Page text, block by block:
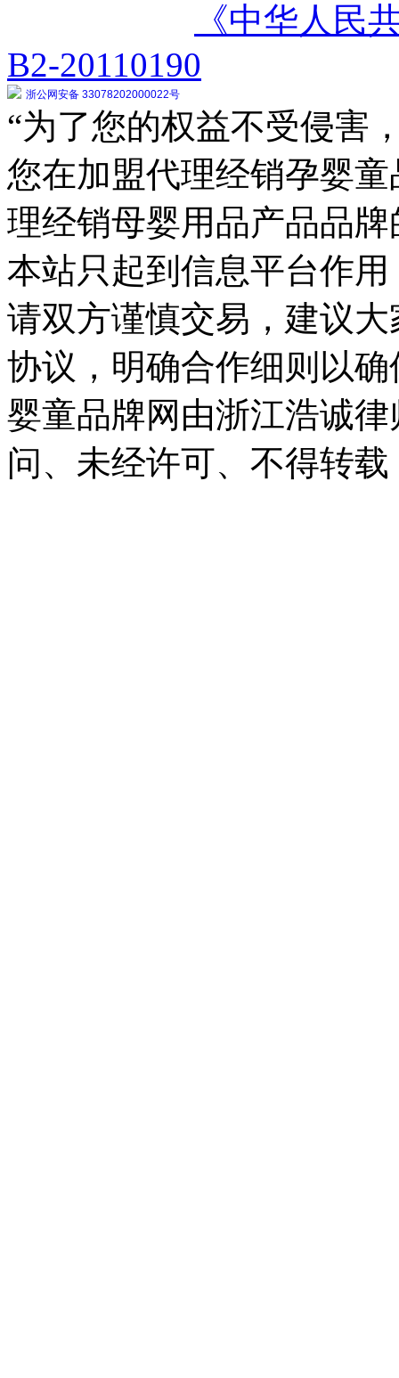
《中华人民
B2-20110190
浙公网安备 33078202000022号
“为了您的权益不受侵害
您在加盟代理经销孕婴
理经销母婴用品产品品
本站只起到信息平台作
请双方谨慎交易，建议
协议，明确合作细则以
婴童品牌网由浙江浩诚
问、未经许可、不得转载